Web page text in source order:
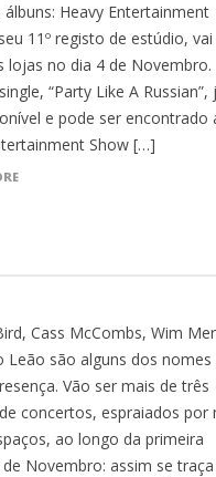
Heavy Entertainment
11º registo de estúdio, vai
lojas no dia 4 de Novembro.
“Party Like A Russian”,
e pode ser encontrado
Show […]
Cass McCombs, Wim
Leão são alguns dos nomes
Vão ser mais de três
concertos, espraiados por
ao longo da primeira
Novembro: assim se